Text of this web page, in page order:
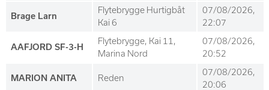
Brage Larn
Flytebrygge Hurtigbåt
Kai 6
07/08/2026,
22:07
AAFJORD SF-3-H
Flytebrygge, Kai 11,
Marina Nord
07/08/2026,
20:52
MARION ANITA Reden
07/08/2026,
20:06